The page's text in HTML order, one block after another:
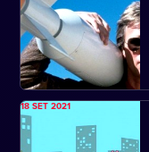
18 SET 2021